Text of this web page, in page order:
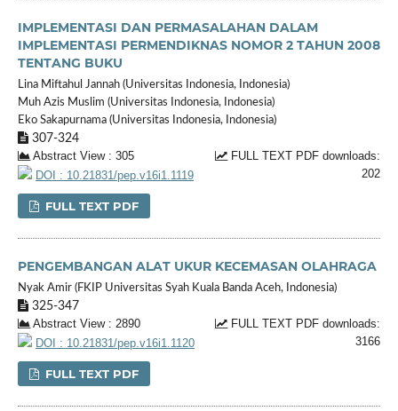
IMPLEMENTASI DAN PERMASALAHAN DALAM
IMPLEMENTASI PERMENDIKNAS NOMOR 2 TAHUN 2008
TENTANG BUKU
Lina Miftahul Jannah (Universitas Indonesia, Indonesia)
Muh Azis Muslim (Universitas Indonesia, Indonesia)
Eko Sakapurnama (Universitas Indonesia, Indonesia)
307-324
Abstract View : 305
FULL TEXT PDF downloads:
202
DOI : 10.21831/pep.v16i1.1119
FULL TEXT PDF
PENGEMBANGAN ALAT UKUR KECEMASAN OLAHRAGA
Nyak Amir (FKIP Universitas Syah Kuala Banda Aceh, Indonesia)
325-347
Abstract View : 2890
FULL TEXT PDF downloads:
3166
DOI : 10.21831/pep.v16i1.1120
FULL TEXT PDF